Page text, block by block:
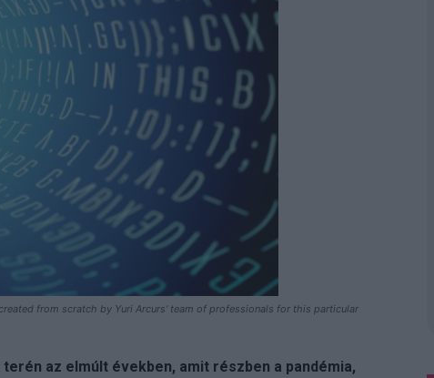
from scratch by Yuri Arcurs' team of professionals for this particular
az elmúlt években, amit részben a pandémia,